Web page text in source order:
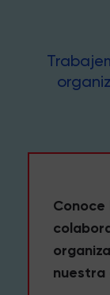
Conoce
nuestra